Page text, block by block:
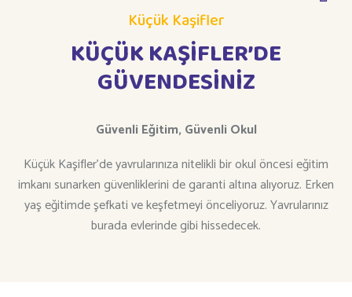
Küçük Kaşifler
KÜÇÜK KAŞİFLER’DE
GÜVENDESİNİZ
Güvenli Eğitim, Güvenli Okul
Küçük Kaşifler’de yavrularınıza nitelikli bir okul öncesi eğitim
imkanı sunarken güvenliklerini de garanti altına alıyoruz. Erken
yaş eğitimde şefkati ve keşfetmeyi önceliyoruz. Yavrularınız
burada evlerinde gibi hissedecek.